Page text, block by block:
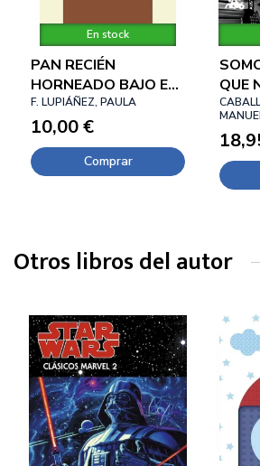
En stock
PAN RECIÉN
HORNEADO BAJO EL
BRAZO
F. LUPIÁÑEZ, PAULA
10,00 €
Comprar
QUE
Otros libros del autor